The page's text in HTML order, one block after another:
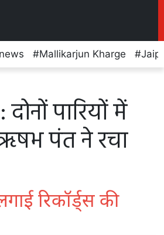
Mallikarjun Kharge
पारियों में
पंत ने रचा
रिकॉर्ड्स की